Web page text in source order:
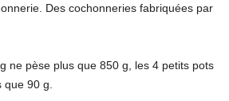
Des cochonneries fabriquées par
ne pèse plus que 850 g, les 4 petits pots
90 g.